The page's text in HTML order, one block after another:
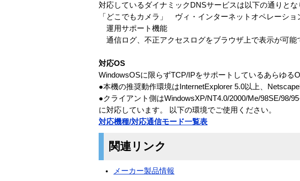
対応しているダイナミックDNSサービスは以下の通りとな
「どこでもカメラ」 ヴィ・インターネットオペレーショ
運用サポート機能
通信ログ、不正アクセスログをブラウザ上で表示が可能
対応OS
WindowsOSに限らずTCP/IPをサポートしているあらゆる
●本機の推奨動作環境はInternetExplorer 5.0以上、
●クライアント側はWindowsXP/NT4.0/2000/Me/98SE/98/
に対応しています。 以下の環境でご使用ください。
対応機種/対応通信モード一覧表
関連リンク
メーカー製品情報